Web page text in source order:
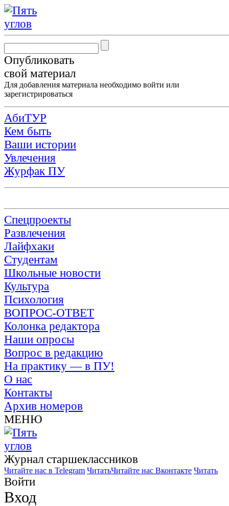
Опубликовать
свой материал
Для добавления материала необходимо войти или
зарегистрироваться
АбиТУР
Кем быть
Ваши истории
Увлечения
Журфак ПУ
Спецпроекты
Развлечения
Лайфхаки
Студентам
Школьные новости
Культура
Психология
ВОПРОС-ОТВЕТ
Колонка редактора
Наши опросы
Вопрос в редакцию
На практику — в ПУ!
О нас
Контакты
Архив номеров
МЕНЮ
Журнал старшекласcников
Читайте нас в Telegram ЧитатьЧитайте нас Вконтакте Читать
Войти
Вход